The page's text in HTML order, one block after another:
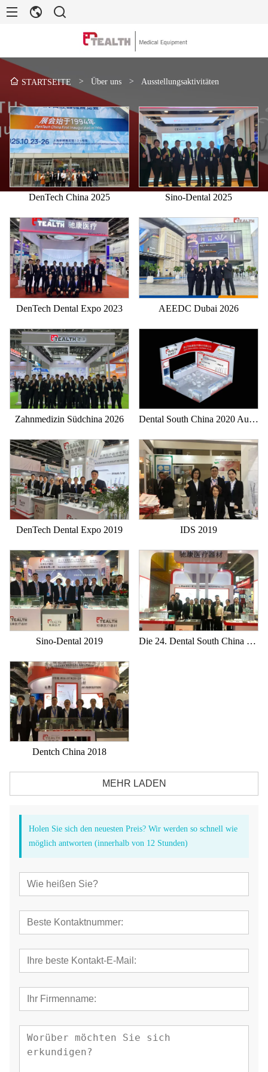
STARTSEITE > Über uns > Ausstellungsaktivitäten
DenTech China 2025 Sino-Dental 2025
DenTech Dental Expo 2023 AEEDC Dubai 2026
Zahnmedizin Südchina 2026 Dental South China 2020 Ausstellung-Tealth
DenTech Dental Expo 2019 IDS 2019
Sino-Dental 2019 Die 24. Dental South China Expo 2019
Dentch China 2018
MEHR LADEN
Holen Sie sich den neuesten Preis? Wir werden so schnell wie
möglich antworten (innerhalb von 12 Stunden)